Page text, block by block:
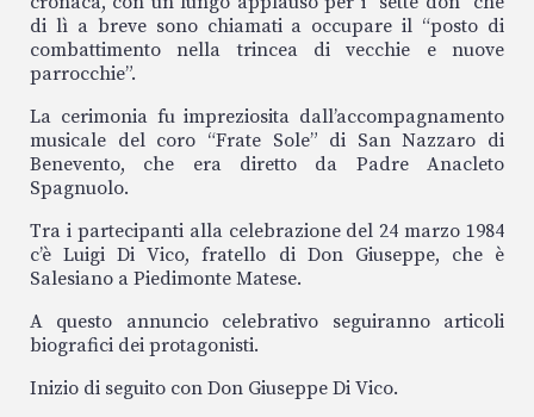
di lì a breve sono chiamati a occupare il “posto di
combattimento nella trincea di vecchie e nuove
parrocchie”.
La cerimonia fu impreziosita dall’accompagnamento
musicale del coro “Frate Sole” di San Nazzaro di
Benevento, che era diretto da Padre Anacleto
Spagnuolo.
Tra i partecipanti alla celebrazione del 24 marzo 1984
c’è Luigi Di Vico, fratello di Don Giuseppe, che è
Salesiano a Piedimonte Matese.
A questo annuncio celebrativo seguiranno articoli
biografici dei protagonisti.
Inizio di seguito con Don Giuseppe Di Vico.